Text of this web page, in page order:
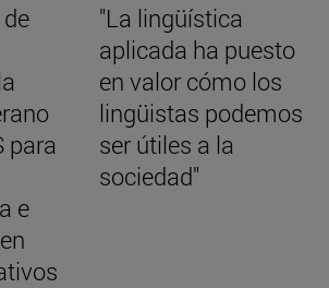
para
e
"La lingüística
aplicada ha puesto
en valor cómo los
lingüistas podemos
ser útiles a la
sociedad"